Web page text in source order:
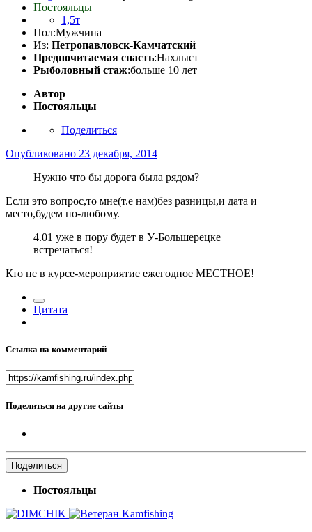
Постояльцы
1,5т
Пол:Мужчина
Из: Петропавловск-Камчатский
Предпочитаемая снасть:Нахлыст
Рыболовный стаж:больше 10 лет
Автор
Постояльцы
Поделиться
Опубликовано 23 декабря, 2014
Нужно что бы дорога была рядом?
Если это вопрос,то мне(т.е нам)без разницы,и дата и
место,будем по-любому.
4.01 уже в пору будет в У-Большерецке
встречаться!
Кто не в курсе-мероприятие ежегодное МЕСТНОЕ!
Цитата
Ссылка на комментарий
Поделиться на другие сайты
Поделиться
Постояльцы